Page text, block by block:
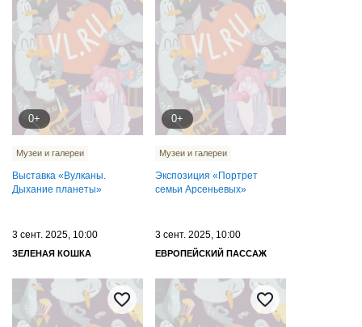
0+
Музеи и галереи
Выставка «Вулканы.
Дыхание планеты»
0+
Музеи и галереи
Экспозиция «Портрет
семьи Арсеньевых»
3 сент. 2025, 10:00
ЗЕЛЕНАЯ КОШКА
3 сент. 2025, 10:00
ЕВРОПЕЙСКИЙ ПАССАЖ